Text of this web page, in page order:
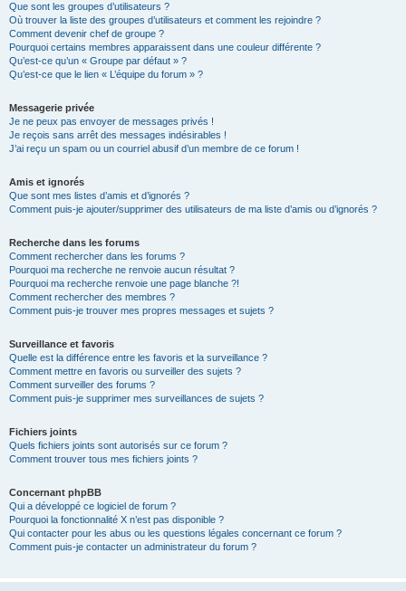
Que sont les groupes d’utilisateurs ?
Où trouver la liste des groupes d’utilisateurs et comment les rejoindre ?
Comment devenir chef de groupe ?
Pourquoi certains membres apparaissent dans une couleur différente ?
Qu’est-ce qu’un « Groupe par défaut » ?
Qu’est-ce que le lien « L’équipe du forum » ?
Messagerie privée
Je ne peux pas envoyer de messages privés !
Je reçois sans arrêt des messages indésirables !
J’ai reçu un spam ou un courriel abusif d’un membre de ce forum !
Amis et ignorés
Que sont mes listes d’amis et d’ignorés ?
Comment puis-je ajouter/supprimer des utilisateurs de ma liste d’amis ou d’ignorés ?
Recherche dans les forums
Comment rechercher dans les forums ?
Pourquoi ma recherche ne renvoie aucun résultat ?
Pourquoi ma recherche renvoie une page blanche ?!
Comment rechercher des membres ?
Comment puis-je trouver mes propres messages et sujets ?
Surveillance et favoris
Quelle est la différence entre les favoris et la surveillance ?
Comment mettre en favoris ou surveiller des sujets ?
Comment surveiller des forums ?
Comment puis-je supprimer mes surveillances de sujets ?
Fichiers joints
Quels fichiers joints sont autorisés sur ce forum ?
Comment trouver tous mes fichiers joints ?
Concernant phpBB
Qui a développé ce logiciel de forum ?
Pourquoi la fonctionnalité X n’est pas disponible ?
Qui contacter pour les abus ou les questions légales concernant ce forum ?
Comment puis-je contacter un administrateur du forum ?